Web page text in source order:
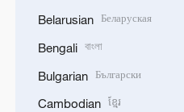
Belarusian Беларуская
Bengali বাংলা
Bulgarian Български
Cambodian ខ្មែរ